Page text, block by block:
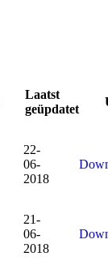
Laatst
geüpdatet
22-
06-
2018
21-
06-
2018